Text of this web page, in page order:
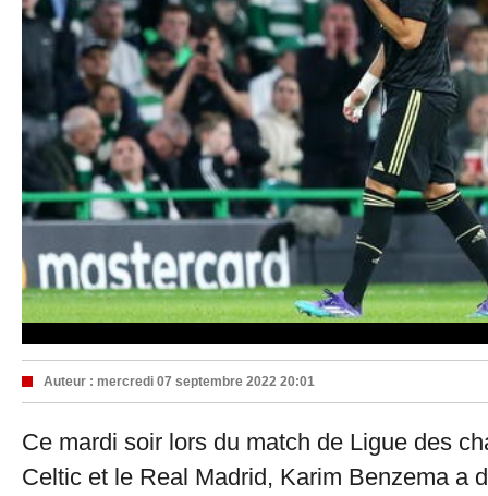
Auteur : mercredi 07 septembre 2022 20:01
Ce mardi soir lors du match de Ligue des
Celtic et le Real Madrid, Karim Benzema a